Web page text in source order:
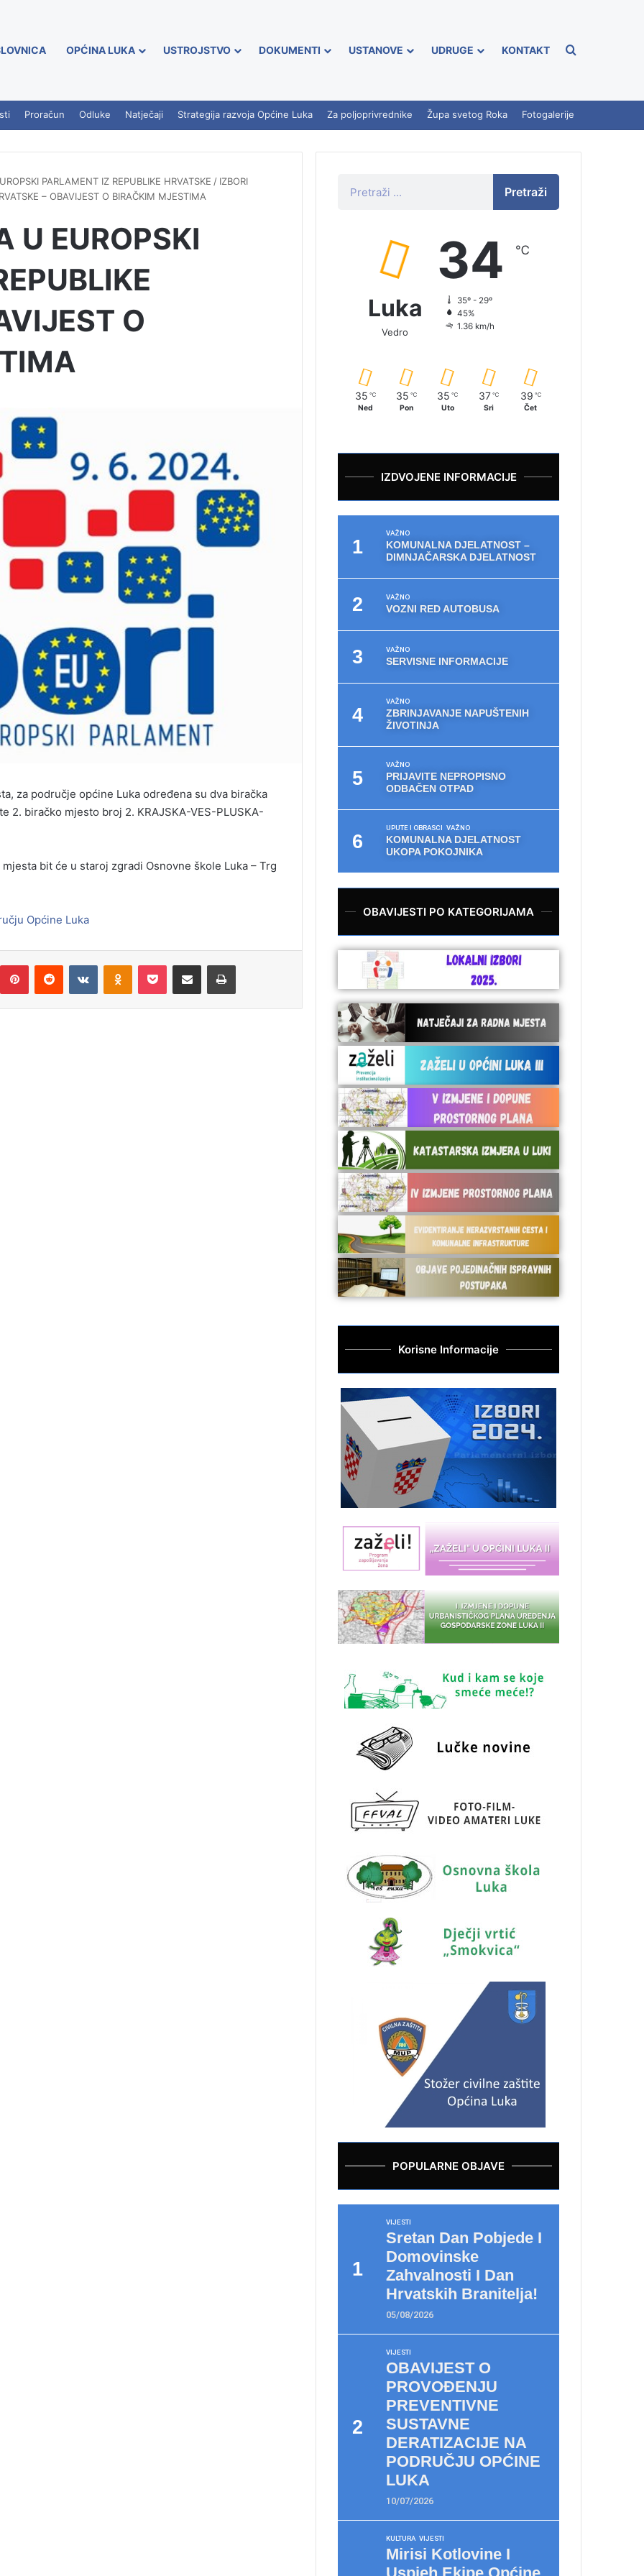
OPĆINA LUKA USTROJSTVO DOKUMENTI USTANOVE UDRUGE KONTAKT
Proračun Odluke Natječaji Strategija razvoja Općine Luka Za poljoprivrednike Župa svetog Roka Fotogalerije
PARLAMENT IZ REPUBLIKE HRVATSKE / IZBORI
– OBAVIJEST O BIRAČKIM MJESTIMA
U EUROPSKI
O
za područje općine Luka određena su dva biračka
2. biračko mjesto broj 2. KRAJSKA-VES-PLUSKA-
bit će u staroj zgradi Osnovne škole Luka – Trg
Općine Luka
Pretraži
Luka
Vedro
34 ℃
35º - 29º
45%
1.36 km/h
35 ℃
Ned
35 ℃
Pon
35 ℃
Uto
37 ℃
Sri
39 ℃
Čet
IZDVOJENE INFORMACIJE
VAŽNO
KOMUNALNA DJELATNOST –
DIMNJAČARSKA DJELATNOST
VAŽNO
VOZNI RED AUTOBUSA
VAŽNO
SERVISNE INFORMACIJE
VAŽNO
ZBRINJAVANJE NAPUŠTENIH
ŽIVOTINJA
VAŽNO
PRIJAVITE NEPROPISNO
ODBAČEN OTPAD
UPUTE I OBRASCI VAŽNO
KOMUNALNA DJELATNOST
UKOPA POKOJNIKA
OBAVIJESTI PO KATEGORIJAMA
Korisne Informacije
POPULARNE OBJAVE
VIJESTI
Sretan Dan Pobjede I
Domovinske
Zahvalnosti I Dan
Hrvatskih Branitelja!
05/08/2026
VIJESTI
OBAVIJEST O
PROVOĐENJU
PREVENTIVNE
SUSTAVNE
DERATIZACIJE NA
PODRUČJU OPĆINE
LUKA
10/07/2026
KULTURA VIJESTI
Mirisi Kotlovine I
Uspjeh Ekipe Općine